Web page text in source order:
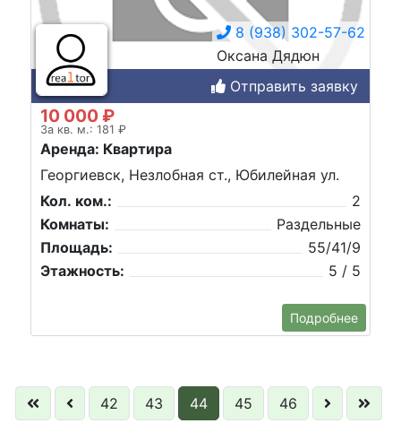
8 (938) 302-57-62
Оксана Дядюн
Отправить заявку
10 000 ₽
За кв. м.: 181 ₽
Аренда: Квартира
Георгиевск, Незлобная ст., Юбилейная ул.
Кол. ком.:
2
Комнаты:
Раздельные
Площадь:
55/41/9
Этажность:
5 / 5
Подробнее
42 43 44 45 46